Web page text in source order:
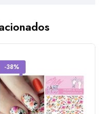
-38%